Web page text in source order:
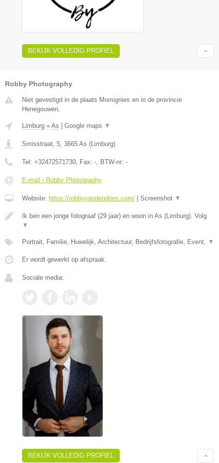
BEKIJK VOLLEDIG PROFIEL
Robby Photography
Niet gevestigd in de plaats Momignies en in de provincie
Henegouwen.
Limburg » As Google maps ▼
Smisstraat, 5 3665 As ( Limburg)
Tel: +32472571730 , Fax: - , BTW-nr: -
E-mail › Robby Photography
Website: https://robbyvandendries.com/ Screenshot ▼
Ik ben een jonge fotograaf (29 jaar) en woon in As (Limburg). Volg
▼
Portrait, Familie, Huwelijk, Architectuur, Bedrijfsfotografie, Event, ▼
Er wordt gewerkt op afspraak.
Sociale media:
BEKIJK VOLLEDIG PROFIEL